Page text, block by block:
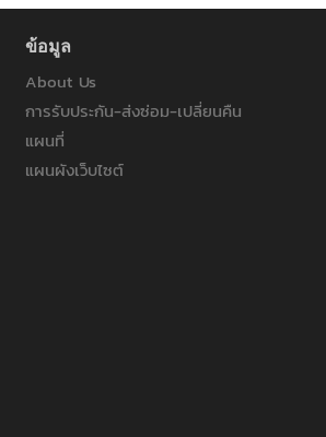
ข้อมูล
About Us
การรับประกัน-ส่งซ่อม-เปลี่ยนคืน
แผนที่
แผนผังเว็บไซต์